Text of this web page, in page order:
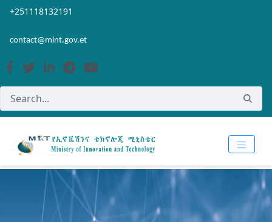
Skip to Main Content
Open Accessibility Menu
+251118132191
contact@mint.gov.et